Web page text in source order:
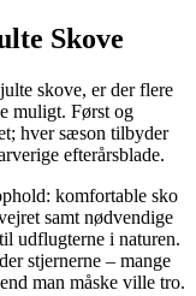
Skove
skove, er der flere
muligt. Først og
hver sæson tilbyder
efterårsblade.
komfortable sko
samt nødvendige
udflugterne i naturen.
stjernerne – mange
man måske ville tro.